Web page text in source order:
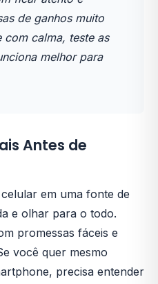
de ganhos muito
calma, teste as
melhor para
Antes de
em uma fonte de
e olhar para o todo.
promessas fáceis e
você quer mesmo
precisa entender